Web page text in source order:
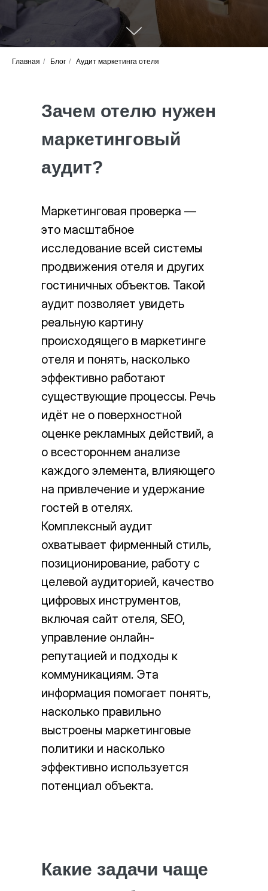
Главная / Блог / Аудит маркетинга отеля
Какие задачи чаще
Зачем отелю нужен
маркетинговый
аудит?
Маркетинговая проверка —
это масштабное
исследование всей системы
продвижения отеля и других
гостиничных объектов. Такой
аудит позволяет увидеть
реальную картину
происходящего в маркетинге
отеля и понять, насколько
эффективно работают
существующие процессы. Речь
идёт не о поверхностной
оценке рекламных действий, а
о всестороннем анализе
каждого элемента, влияющего
на привлечение и удержание
гостей в отелях.
Комплексный аудит
охватывает фирменный стиль,
позиционирование, работу с
целевой аудиторией, качество
цифровых инструментов,
включая сайт отеля, SEO,
управление онлайн-
репутацией и подходы к
коммуникациям. Эта
информация помогает понять,
насколько правильно
выстроены маркетинговые
политики и насколько
эффективно используется
потенциал объекта.